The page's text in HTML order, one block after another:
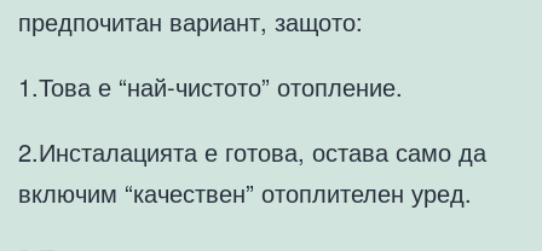
предпочитан вариант, защото:
1.Това е “най-чистото” отопление.
2.Инсталацията е готова, остава само да
включим “качествен” отоплителен уред.